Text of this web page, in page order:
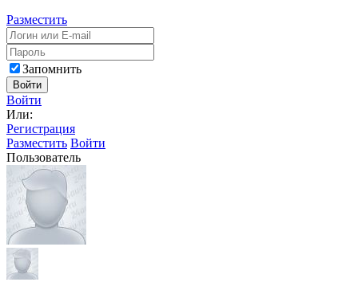
Разместить
Запомнить
Войти
Войти
Или:
Регистрация
Разместить Войти
Пользователь